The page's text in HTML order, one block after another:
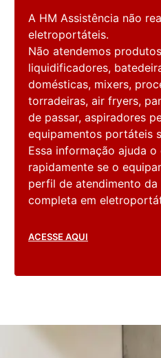
A HM Assistência não
eletroportáteis.
Não atendemos
liquidificadores,
domésticas, mixers,
torradeiras, air fryers,
de passar, aspiradores
equipamentos portáteis
Essa informação ajuda
rapidamente se o
perfil de atendimento da
completa em
ACESSE AQUI